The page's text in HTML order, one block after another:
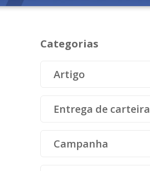
Categorias
Artigo
Entrega de carteira
Campanha